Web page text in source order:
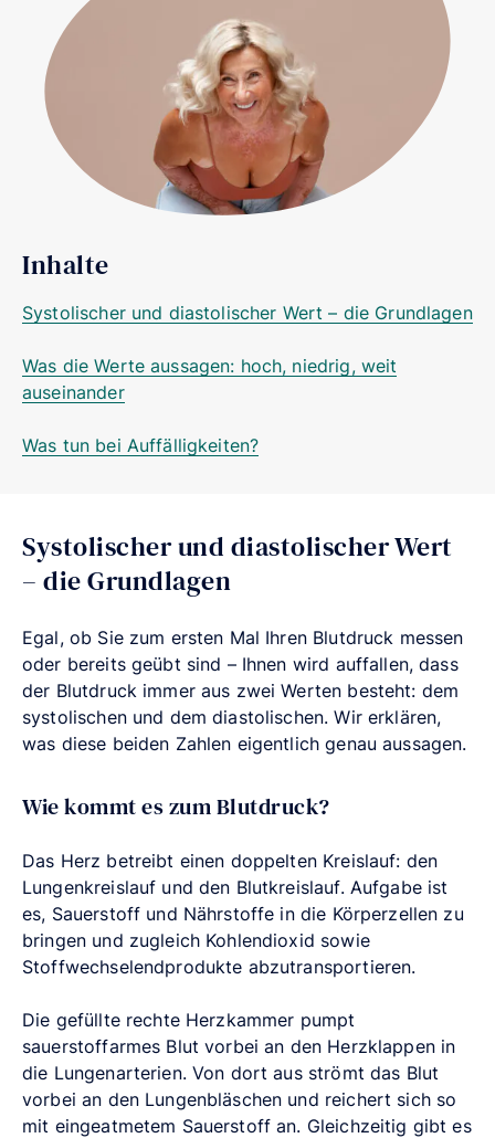
Inhalte
Systolischer und diastolischer Wert – die Grundlagen
Was die Werte aussagen: hoch, niedrig, weit
auseinander
Was tun bei Auffälligkeiten?
Systolischer und diastolischer Wert
– die Grundlagen
Egal, ob Sie zum ersten Mal Ihren Blutdruck messen
oder bereits geübt sind – Ihnen wird auffallen, dass
der Blutdruck immer aus zwei Werten besteht: dem
systolischen und dem diastolischen. Wir erklären,
was diese beiden Zahlen eigentlich genau aussagen.
Wie kommt es zum Blutdruck?
Das Herz betreibt einen doppelten Kreislauf: den
Lungenkreislauf und den Blutkreislauf. Aufgabe ist
es, Sauerstoff und Nährstoffe in die Körperzellen zu
bringen und zugleich Kohlendioxid sowie
Stoffwechselendprodukte abzutransportieren.
Die gefüllte rechte Herzkammer pumpt
sauerstoffarmes Blut vorbei an den Herzklappen in
die Lungenarterien. Von dort aus strömt das Blut
vorbei an den Lungenbläschen und reichert sich so
mit eingeatmetem Sauerstoff an. Gleichzeitig gibt es